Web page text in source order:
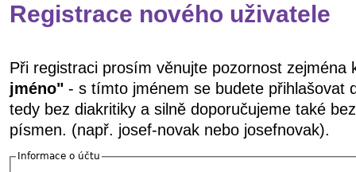
Registrace nového uživatele
Při registraci prosím věnujte pozornost zejména
jméno" - s tímto jménem se budete přihlašovat
tedy bez diakritiky a silně doporučujeme také
písmen. (např. josef-novak nebo josefnovak).
Informace o účtu